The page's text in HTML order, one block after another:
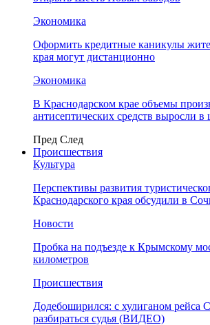
Экономика
Оформить кредитные каникулы
края могут дистанционно
Экономика
В Краснодарском крае объемы
антисептических средств выросли в
Пред След
Происшествия
Культура
Перспективы развития
Краснодарского края обсудили в
Новости
Пробка на подъезде к Крымскому
километров
Происшествия
Додебоширился: с хулиганом рейса
разбираться судья (ВИДЕО)